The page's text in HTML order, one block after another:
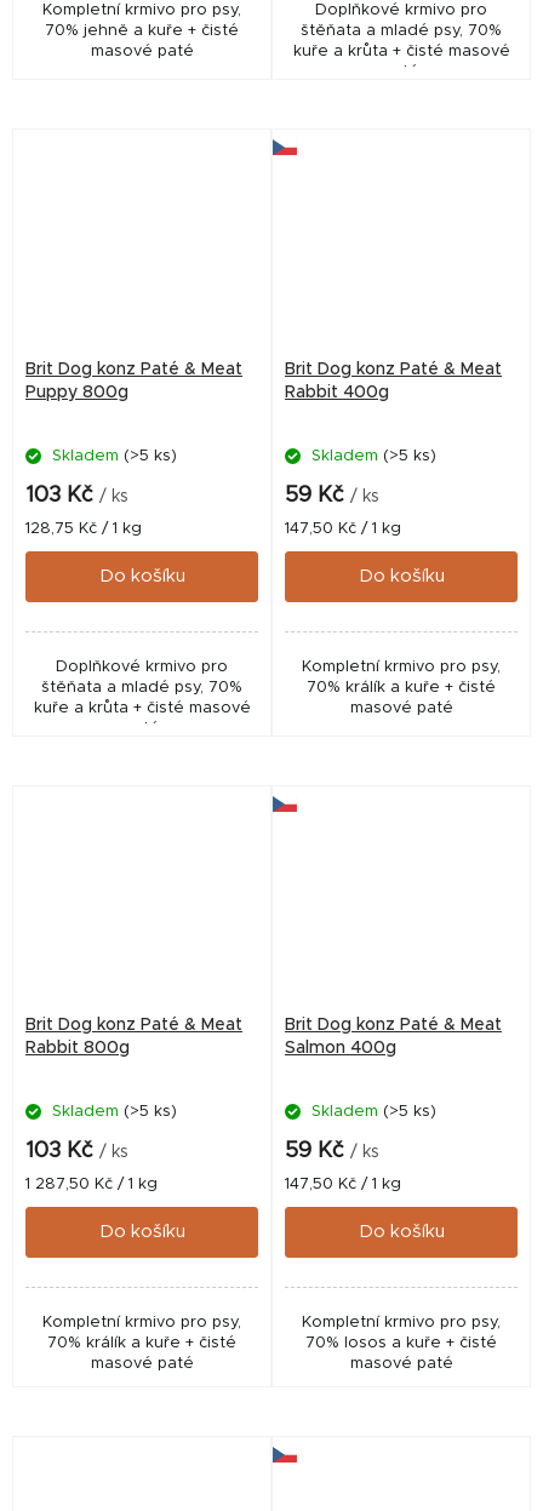
Kompletní krmivo pro psy,
70% jehně a kuře + čisté
masové paté
Doplňkové krmivo pro
štěňata a mladé psy, 70%
kuře a krůta + čisté masové
Brit Dog konz Paté & Meat
Puppy 800g
Skladem (>5 ks)
103 Kč / ks
Měrná
cena:
128,75 Kč / 1 kg
Do košíku
Doplňkové krmivo pro
štěňata a mladé psy, 70%
kuře a krůta + čisté masové
paté
Brit Dog konz Paté & Meat
Rabbit 400g
Skladem (>5 ks)
59 Kč / ks
Měrná
cena:
147,50 Kč / 1 kg
Do košíku
Kompletní krmivo pro psy,
70% králík a kuře + čisté
masové paté
Brit Dog konz Paté & Meat
Rabbit 800g
Skladem (>5 ks)
103 Kč / ks
Měrná
cena:
1 287,50 Kč / 1 kg
Do košíku
Kompletní krmivo pro psy,
70% králík a kuře + čisté
masové paté
Brit Dog konz Paté & Meat
Salmon 400g
Skladem (>5 ks)
59 Kč / ks
Měrná
cena:
147,50 Kč / 1 kg
Do košíku
Kompletní krmivo pro psy,
70% losos a kuře + čisté
masové paté